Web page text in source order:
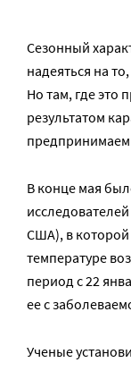
Сезонный
надеяться на
Но там, где это
результатом
В конце мая
США), в
температуре
период с 22
ее с
Ученые